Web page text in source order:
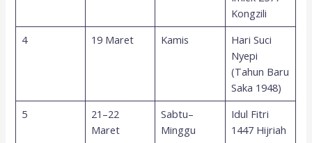
Kongzili
4
19 Maret Kamis
Hari Suci
Nyepi
(Tahun Baru
Saka 1948)
5
21–22
Maret
Sabtu–
Minggu
Idul Fitri
1447 Hijriah